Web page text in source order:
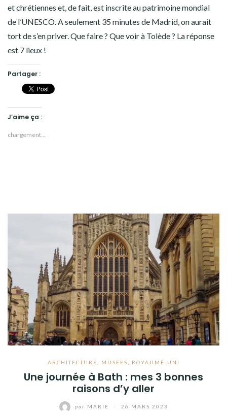
et chrétiennes et, de fait, est inscrite au patrimoine mondial
de l’UNESCO. A seulement 35 minutes de Madrid, on aurait
tort de s’en priver. Que faire ? Que voir à Tolède ? La réponse
est 7 lieux !
Partager :
J’aime ça :
chargement…
ARCHITECTURE, MUSÉES, ROYAUME-UNI
Une journée à Bath : mes 3 bonnes
raisons d’y aller
par MARIE 26 MARS 2023